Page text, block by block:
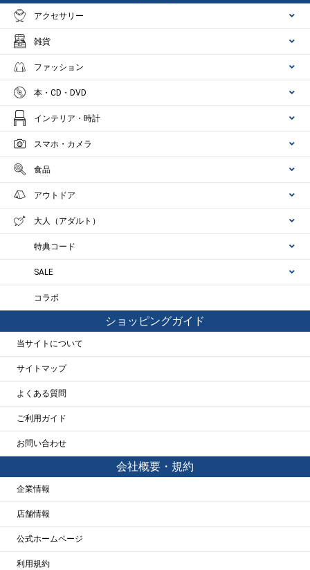
アクセサリー
雑貨
ファッション
本・CD・DVD
インテリア・時計
スマホ・カメラ
食品
アウトドア
大人（アダルト）
特典コード
SALE
コラボ
ショッピングガイド
当サイトについて
サイトマップ
よくある質問
ご利用ガイド
お問い合わせ
会社概要・規約
企業情報
店舗情報
公式ホームページ
利用規約